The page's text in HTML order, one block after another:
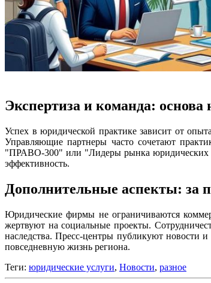
Экспертиза и команда: основа
Успех в юридической практике зависит от
Управляющие партнеры часто сочетают
"ПРАВО-300" или "Лидеры рынка юридических
эффективность.
Дополнительные аспекты: за
Юридические фирмы не ограничиваются
жертвуют на социальные проекты.
наследства. Пресс-центры публикуют новости
повседневную жизнь региона.
Теги: юридические услуги, Новости, разное